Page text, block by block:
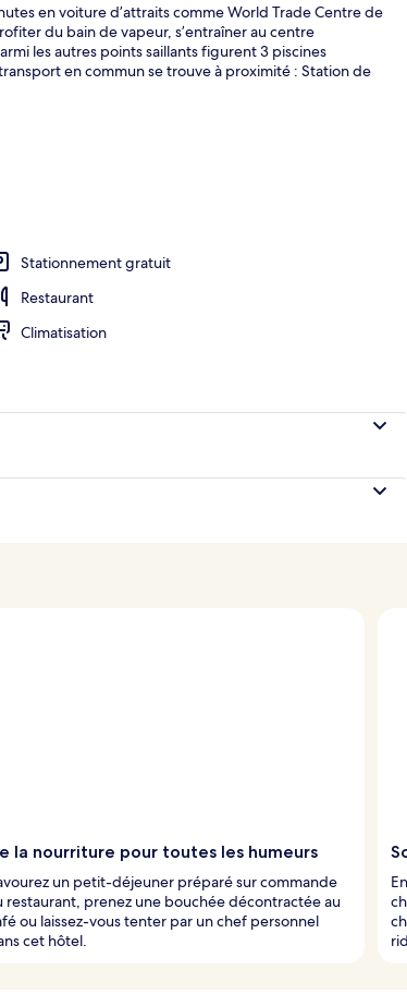
en voiture d’attraits comme World Trade Centre de
du bain de vapeur, s’entraîner au centre
les autres points saillants figurent 3 piscines
en commun se trouve à proximité : Station de
Stationnement gratuit
Restaurant
Climatisation
la nourriture pour toutes les humeurs
un petit-déjeuner préparé sur commande
restaurant, prenez une bouchée décontractée au
ou laissez-vous tenter par un chef personnel
cet hôtel.